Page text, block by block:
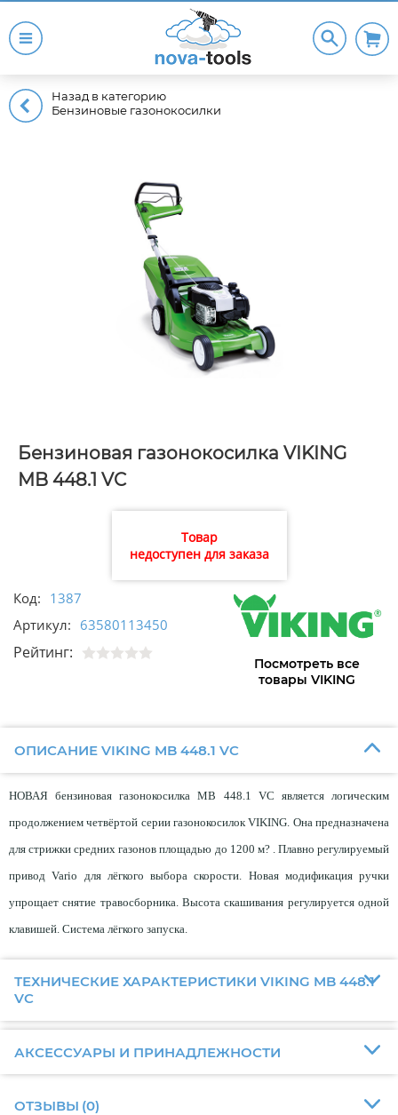
Назад в категорию
Бензиновые газонокосилки
Бензиновая газонокосилка VIKING
MB 448.1 VC
Товар
недоступен для заказа
Код: 1387
Артикул: 63580113450
Рейтинг:
Посмотреть все
товары VIKING
ОПИСАНИЕ VIKING MB 448.1 VC
НОВАЯ бензиновая газонокосилка MB 448.1 VC является логическим
продолжением четвёртой серии газонокосилок VIKING. Она предназначена
для стрижки средних газонов площадью до 1200 м? . Плавно регулируемый
привод Vario для лёгкого выбора скорости. Новая модификация ручки
упрощает снятие травосборника. Высота скашивания регулируется одной
клавишей. Система лёгкого запуска.
ТЕХНИЧЕСКИЕ ХАРАКТЕРИСТИКИ VIKING MB 448.1
VC
АКСЕССУАРЫ И ПРИНАДЛЕЖНОСТИ
ОТЗЫВЫ (0)